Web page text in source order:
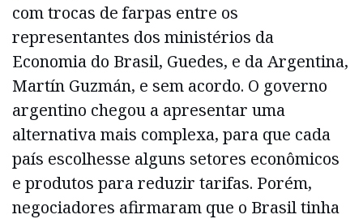
com trocas de farpas entre os
representantes dos ministérios da
Economia do Brasil, Guedes, e da Argentina,
Martín Guzmán, e sem acordo. O governo
argentino chegou a apresentar uma
alternativa mais complexa, para que cada
país escolhesse alguns setores econômicos
e produtos para reduzir tarifas. Porém,
negociadores afirmaram que o Brasil tinha